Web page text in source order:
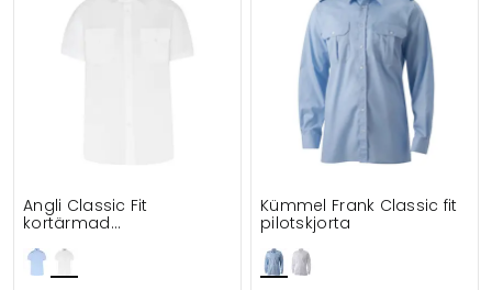
Angli Classic Fit
kortärmad
Kümmel Frank Classic fit
pilotskjorta